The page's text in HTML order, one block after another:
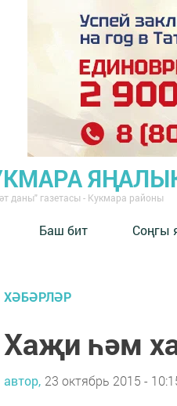
даны" газетасы - Кукмара районы
Баш бит Соңгы
ХӘБӘРЛӘР
Хаҗи һәм
автор, 23 октябрь 2015 -